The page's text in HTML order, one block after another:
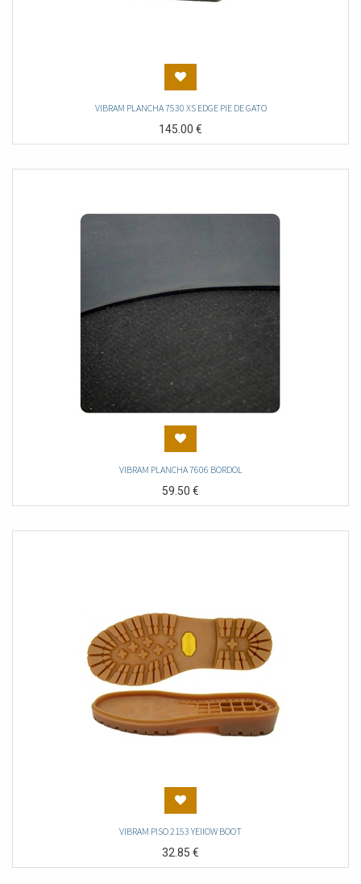
VIBRAM PLANCHA 7530 XS EDGE PIE DE GATO
145.00€
VIBRAM PLANCHA 7606 BORDOL
59.50€
VIBRAM PISO 2153 YEIIOW BOOT
32.85€